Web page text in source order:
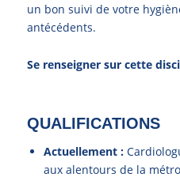
un bon suivi de votre
antécédents.
Se renseigner sur cette
QUALIFICATIONS
Actuellement :
aux alentours de la